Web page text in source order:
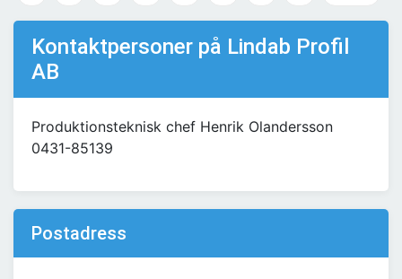
Kontaktpersoner på Lindab Profil
AB
Produktionsteknisk chef Henrik Olandersson
0431-85139
Postadress